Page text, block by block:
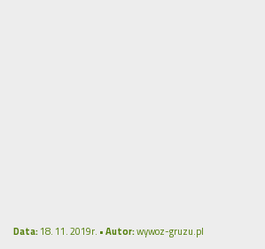
Data:18. 11. 2019r. •Autor:wywoz-gruzu.pl